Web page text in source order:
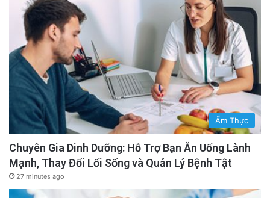
Ẩm Thực
Chuyên Gia Dinh Dưỡng: Hỗ Trợ Bạn Ăn Uống Lành
Mạnh, Thay Đổi Lối Sống và Quản Lý Bệnh Tật
27 minutes ago